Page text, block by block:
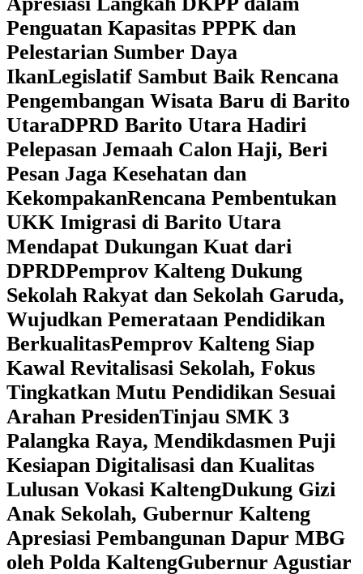
Penguatan Kapasitas PPPK dan
Pelestarian Sumber Daya
IkanLegislatif Sambut Baik Rencana
Pengembangan Wisata Baru di Barito
UtaraDPRD Barito Utara Hadiri
Pelepasan Jemaah Calon Haji, Beri
Pesan Jaga Kesehatan dan
KekompakanRencana Pembentukan
UKK Imigrasi di Barito Utara
Mendapat Dukungan Kuat dari
DPRD‎Pemprov Kalteng Dukung
Sekolah Rakyat dan Sekolah Garuda,
Wujudkan Pemerataan Pendidikan
Berkualitas‎Pemprov Kalteng Siap
Kawal Revitalisasi Sekolah, Fokus
Tingkatkan Mutu Pendidikan Sesuai
Arahan Presiden‎Tinjau SMK 3
Palangka Raya, Mendikdasmen Puji
Kesiapan Digitalisasi dan Kualitas
Lulusan Vokasi Kalteng‎Dukung Gizi
Anak Sekolah, Gubernur Kalteng
Apresiasi Pembangunan Dapur MBG
oleh Polda Kalteng‎Gubernur Agustiar